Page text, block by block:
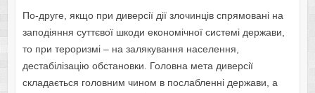
По-друге, якщо при диверсії дії злочинців спрямовані на
заподіяння суттєвої шкоди економічної системі держави,
то при тероризмі – на залякування населення,
дестабілізацію обстановки. Головна мета диверсії
складається головним чином в послабленні держави, а